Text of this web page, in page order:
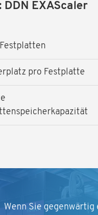
DDN EXAScaler
pro Festplatte
Wenn Sie gegenwärtig